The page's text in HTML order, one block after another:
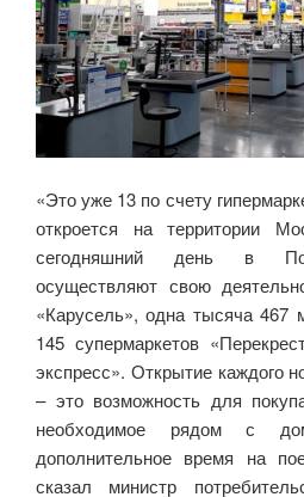
«Это уже 13 по счету
откроется на территории
сегодняшний день в
осуществляют свою
«Карусель», одна тысяча 467
145 супермаркетов
экспресс». Открытие каждого
– это возможность для
необходимое рядом с
дополнительное время на
сказал министр